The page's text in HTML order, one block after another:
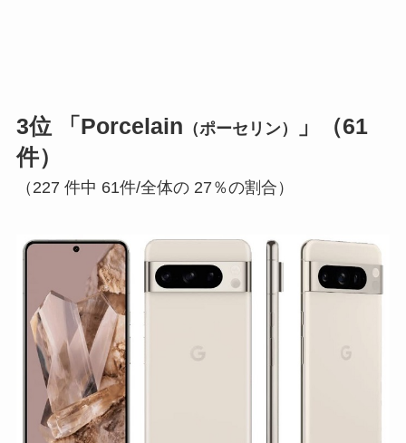
3位 「Porcelain （ポーセリン）
」（61
件）
（227 件中 61件/全体の 27％の割合）